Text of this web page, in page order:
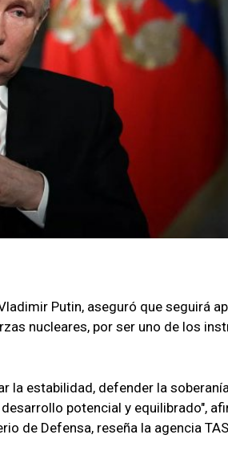
Putin, aseguró que seguirá
nucleares, por ser uno de los
la estabilidad, defender la
potencial y equilibrado",
de Defensa, reseña la agencia